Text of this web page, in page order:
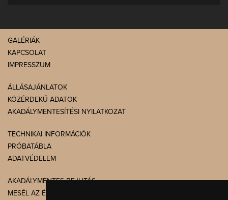
GALÉRIÁK
KAPCSOLAT
IMPRESSZUM
ÁLLÁSAJÁNLATOK
KÖZÉRDEKŰ ADATOK
AKADÁLYMENTESÍTÉSI NYILATKOZAT
TECHNIKAI INFORMÁCIÓK
PRÓBATÁBLA
ADATVÉDELEM
AKADÁLYMENTES BEJUTÁS
MESÉL AZ ÉPÜLET